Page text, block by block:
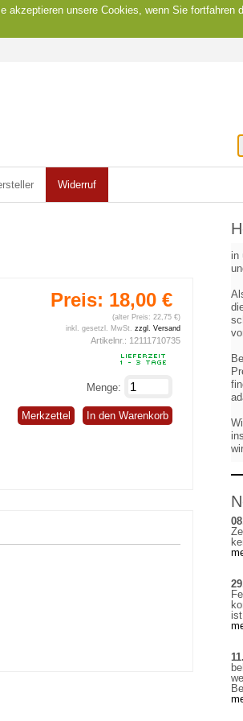
unsere Cookies, wenn Sie fortfahren
Widerruf
Preis: 18,00 €
(alter Preis: 22,75 €)
inkl. gesetzl. MwSt. zzgl. Versand
Artikelnr.: 12111710735
Menge:
In den Warenkorb
Merkzettel
in